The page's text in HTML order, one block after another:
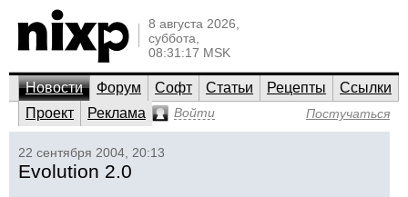
8 августа 2026,
суббота,
08:31:17 MSK
Новости Форум Софт Статьи Рецепты
Ссылки
Проект
Реклама Войти Постучаться
22 сентября 2004, 20:13
Evolution 2.0